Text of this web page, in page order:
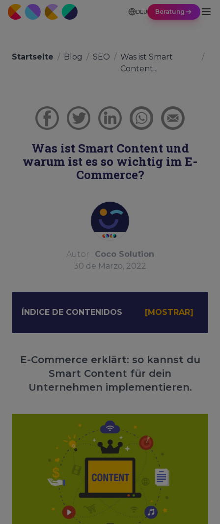
DEU Beratung
Startseite / Blog / SEO / Was ist Smart
Content...
/
Was ist Smart Content und
warum ist es so wichtig im E-
Commerce?
Autor : Coco Solution
30 de Marzo, 2022
ÍNDICE DE CONTENIDOS
E-Commerce erklärt: so kannst du
Smart Content für dein
Unternehmen implementieren.